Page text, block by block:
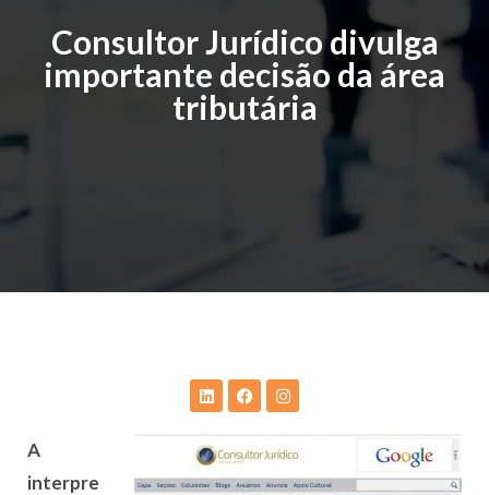
Consultor Jurídico divulga
importante decisão da área
tributária
A
interpre